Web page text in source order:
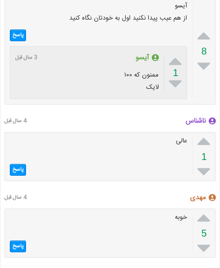

8

آیسو
از هم عیب پیدا نکنید اول به خودتان نگاه کنید
پاسخ

1

آیسو 3 سال قبل
ممنون که ۱۰۰
لایک
ناشناس 4 سال قبل

1

عالی
پاسخ
مهدی 4 سال قبل

5

خوبه
پاسخ